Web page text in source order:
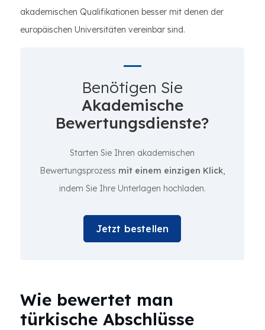
akademischen Qualifikationen besser mit denen der
europäischen Universitäten vereinbar sind.
Benötigen Sie
Akademische
Bewertungsdienste?
Starten Sie Ihren akademischen
Bewertungsprozess mit einem einzigen Klick,
indem Sie Ihre Unterlagen hochladen.
Jetzt bestellen
Wie bewertet man
türkische Abschlüsse